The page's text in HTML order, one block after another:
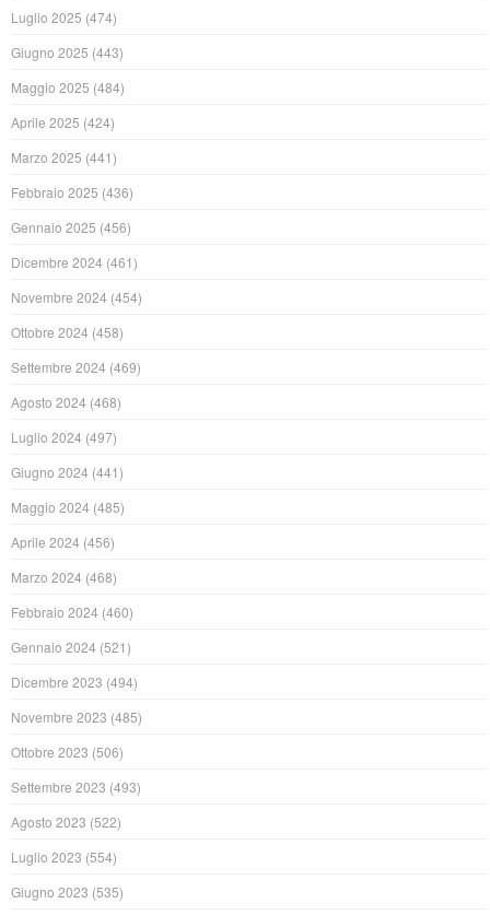
Luglio 2025 (474)
Giugno 2025 (443)
Maggio 2025 (484)
Aprile 2025 (424)
Marzo 2025 (441)
Febbraio 2025 (436)
Gennaio 2025 (456)
Dicembre 2024 (461)
Novembre 2024 (454)
Ottobre 2024 (458)
Settembre 2024 (469)
Agosto 2024 (468)
Luglio 2024 (497)
Giugno 2024 (441)
Maggio 2024 (485)
Aprile 2024 (456)
Marzo 2024 (468)
Febbraio 2024 (460)
Gennaio 2024 (521)
Dicembre 2023 (494)
Novembre 2023 (485)
Ottobre 2023 (506)
Settembre 2023 (493)
Agosto 2023 (522)
Luglio 2023 (554)
Giugno 2023 (535)